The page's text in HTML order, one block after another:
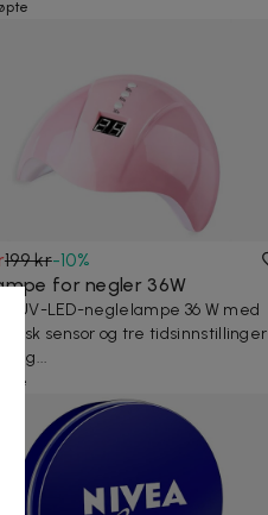
199 kr-10%
for negler 36W
UV-LED-neglelampe 36 W med
sensor og tre tidsinnstillinger
g...